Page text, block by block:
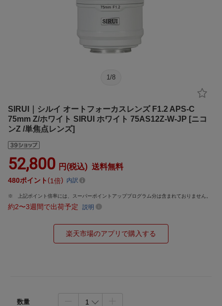
1 /8
SIRUI｜シルイ オートフォーカスレンズ F1.2 APS-C
75mm Z/ホワイト SIRUI ホワイト 75AS12Z-W-JP [ニコ
ンZ /単焦点レンズ]
52,800 円(税込) 送料無料
480ポイント 1倍 内訳
上記ポイント倍率には、スーパーポイントアッププログラム分は含まれておりません。
約2〜3週間で出荷予定 説明
楽天市場のアプリで購入する
数量